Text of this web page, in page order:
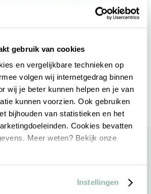
gebruik van cookies
en vergelijkbare technieken op
volgen wij internetgedrag binnen
wij je beter kunnen helpen en je van
kunnen voorzien. Ook gebruiken
bijhouden van statistieken en het
Cookies bevatten
Meer weten? Bekijk onze
Instellingen
jouw dagje wellness